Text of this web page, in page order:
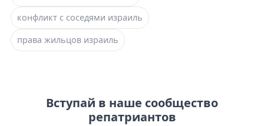
конфликт с соседями израиль
права жильцов израиль
Вступай в наше сообщество
репатриантов